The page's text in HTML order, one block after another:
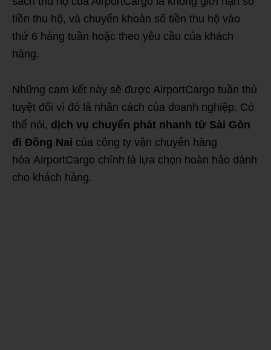
tiền thu hộ, và chuyển khoản số tiền thu hộ vào
thứ 6 hàng tuần hoặc theo yêu cầu của khách
hàng.
Những cam kết này sẽ được AirportCargo tuần thủ
tuyệt đối vì đó là nhân cách của doanh nghiệp. Có
thể nói, dịch vụ chuyển phát nhanh từ Sài Gòn
đi Đồng Nai của công ty vận chuyển hàng
hóa AirportCargo chính là lựa chọn hoàn hảo dành
cho khách hàng.